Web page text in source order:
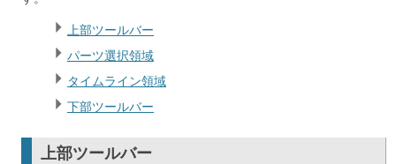
上部ツールバー
パーツ選択領域
タイムライン領域
下部ツールバー
上部ツールバー